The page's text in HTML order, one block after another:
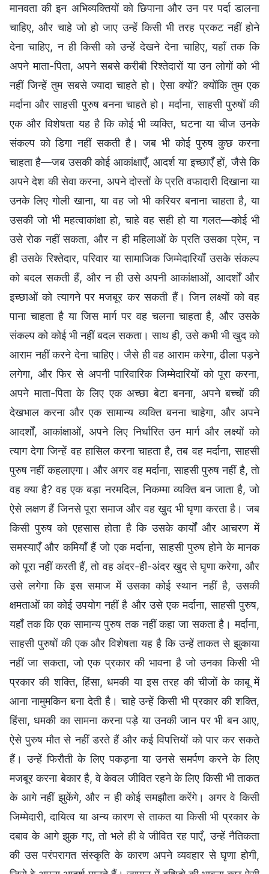
मानवता की इन अभिव्यक्तियों को छिपाना और उन पर पर्दा डालना
चाहिए, और चाहे जो हो जाए उन्हें किसी भी तरह प्रकट नहीं होने
देना चाहिए, न ही किसी को उन्हें देखने देना चाहिए, यहाँ तक कि
अपने माता-पिता, अपने सबसे करीबी रिश्तेदारों या उन लोगों को भी
नहीं जिन्हें तुम सबसे ज्यादा चाहते हो। ऐसा क्यों? क्योंकि तुम एक
मर्दाना और साहसी पुरुष बनना चाहते हो। मर्दाना, साहसी पुरुषों की
एक और विशेषता यह है कि कोई भी व्यक्ति, घटना या चीज उनके
संकल्प को डिगा नहीं सकती है। जब भी कोई पुरुष कुछ करना
चाहता है—जब उसकी कोई आकांक्षाएँ, आदर्श या इच्छाएँ हों, जैसे कि
अपने देश की सेवा करना, अपने दोस्तों के प्रति वफादारी दिखाना या
उनके लिए गोली खाना, या वह जो भी करियर बनाना चाहता है, या
उसकी जो भी महत्वाकांक्षा हो, चाहे वह सही हो या गलत—कोई भी
उसे रोक नहीं सकता, और न ही महिलाओं के प्रति उसका प्रेम, न
ही उसके रिश्तेदार, परिवार या सामाजिक जिम्मेदारियाँ उसके संकल्प
को बदल सकती हैं, और न ही उसे अपनी आकांक्षाओं, आदर्शों और
इच्छाओं को त्यागने पर मजबूर कर सकती हैं। जिन लक्ष्यों को वह
पाना चाहता है या जिस मार्ग पर वह चलना चाहता है, और उसके
संकल्प को कोई भी नहीं बदल सकता। साथ ही, उसे कभी भी खुद को
आराम नहीं करने देना चाहिए। जैसे ही वह आराम करेगा, ढीला पड़ने
लगेगा, और फिर से अपनी पारिवारिक जिम्मेदारियों को पूरा करना,
अपने माता-पिता के लिए एक अच्छा बेटा बनना, अपने बच्चों की
देखभाल करना और एक सामान्य व्यक्ति बनना चाहेगा, और अपने
आदर्शों, आकांक्षाओं, अपने लिए निर्धारित उन मार्ग और लक्ष्यों को
त्याग देगा जिन्हें वह हासिल करना चाहता है, तब वह मर्दाना, साहसी
पुरुष नहीं कहलाएगा। और अगर वह मर्दाना, साहसी पुरुष नहीं है, तो
वह क्या है? वह एक बड़ा नरमदिल, निकम्मा व्यक्ति बन जाता है, जो
ऐसे लक्षण हैं जिनसे पूरा समाज और वह खुद भी घृणा करता है। जब
किसी पुरुष को एहसास होता है कि उसके कार्यों और आचरण में
समस्याएँ और कमियाँ हैं जो एक मर्दाना, साहसी पुरुष होने के मानक
को पूरा नहीं करती हैं, तो वह अंदर-ही-अंदर खुद से घृणा करेगा, और
उसे लगेगा कि इस समाज में उसका कोई स्थान नहीं है, उसकी
क्षमताओं का कोई उपयोग नहीं है और उसे एक मर्दाना, साहसी पुरुष,
यहाँ तक कि एक सामान्य पुरुष तक नहीं कहा जा सकता है। मर्दाना,
साहसी पुरुषों की एक और विशेषता यह है कि उन्हें ताकत से झुकाया
नहीं जा सकता, जो एक प्रकार की भावना है जो उनका किसी भी
प्रकार की शक्ति, हिंसा, धमकी या इस तरह की चीजों के काबू में
आना नामुमकिन बना देती है। चाहे उन्हें किसी भी प्रकार की शक्ति,
हिंसा, धमकी का सामना करना पड़े या उनकी जान पर भी बन आए,
ऐसे पुरुष मौत से नहीं डरते हैं और कई विपत्तियों को पार कर सकते
हैं। उन्हें फिरौती के लिए पकड़ना या उनसे समर्पण करने के लिए
मजबूर करना बेकार है, वे केवल जीवित रहने के लिए किसी भी ताकत
के आगे नहीं झुकेंगे, और न ही कोई समझौता करेंगे। अगर वे किसी
जिम्मेदारी, दायित्व या अन्य कारण से ताकत या किसी भी प्रकार के
दबाव के आगे झुक गए, तो भले ही वे जीवित रह पाएँ, उन्हें नैतिकता
की उस परंपरागत संस्कृति के कारण अपने व्यवहार से घृणा होगी,